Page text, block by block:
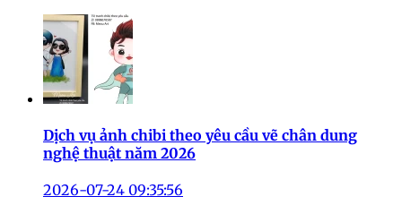
Dịch vụ ảnh chibi theo yêu cầu vẽ chân dung
nghệ thuật năm 2026
2026-07-24 09:35:56